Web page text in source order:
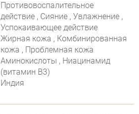
Противовоспалительное
действие , Сияние , Увлажнение ,
Успокаивающее действие
Жирная кожа , Комбинированная
кожа , Проблемная кожа
Аминокислоты , Ниацинамид
(витамин В3)
Индия